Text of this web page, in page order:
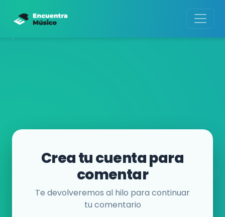
Crea tu cuenta para
comentar
Te devolveremos al hilo para continuar
tu comentario